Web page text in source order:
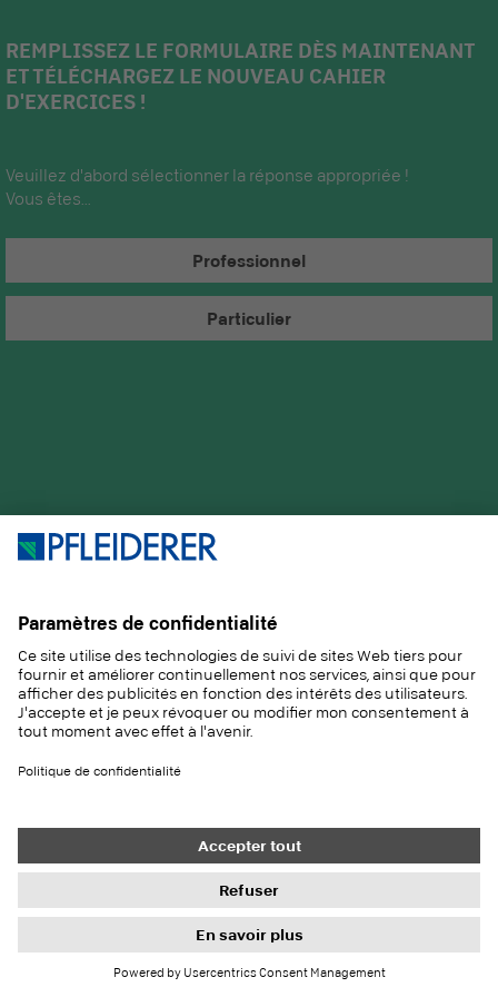
REMPLISSEZ LE FORMULAIRE DÈS MAINTENANT
ET TÉLÉCHARGEZ LE NOUVEAU CAHIER
D'EXERCICES !
Veuillez d'abord sélectionner la réponse appropriée !
Vous êtes...
Professionnel
Particulier